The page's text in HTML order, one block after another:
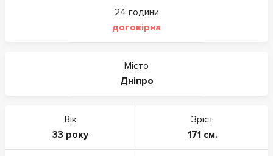
24 години
договірна
Місто
Дніпро
Вік
33 року
Зріст
171 см.